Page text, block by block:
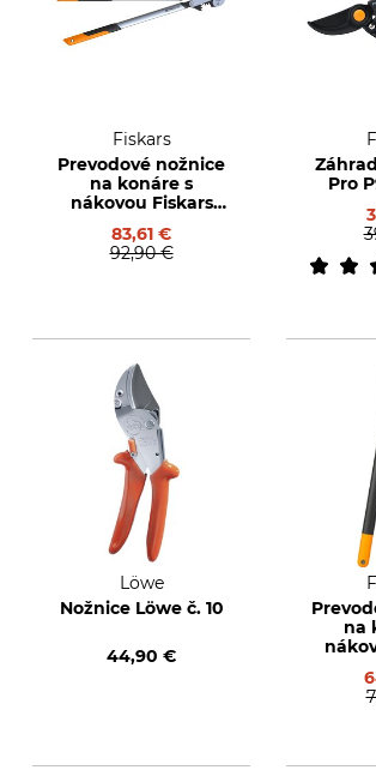
Fiskars
Prevodové nožnice
na konáre s
nákovou Fiskars
83,61 €
92,90 €
Pro
Löwe
Nožnice Löwe č. 10
44,90 €
na